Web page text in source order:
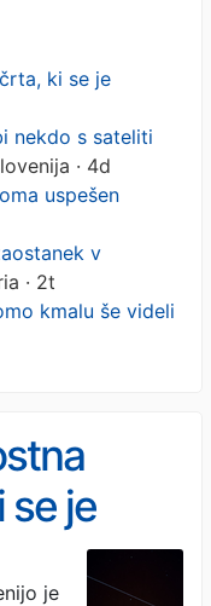
ki se je
nekdo s sateliti
· 4d
uspešen
v
· 2t
kmalu še videli
se je
je